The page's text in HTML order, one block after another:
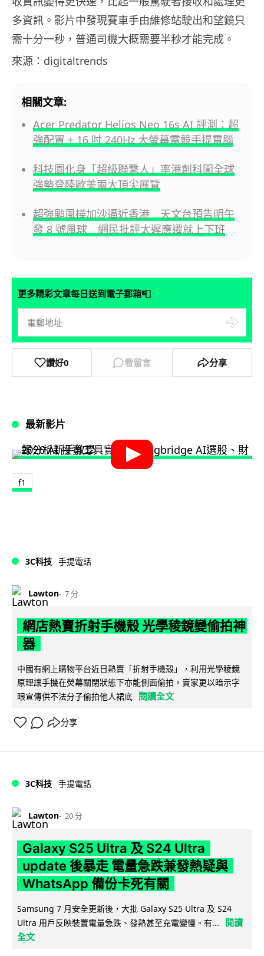
多資訊。影片中發現賽車手由維修站駛出和望鏡只
需十分一秒，普通司機大概需要半秒才能完成。
來源：digitaltrends
相關文章:
Acer Predator Helios Neo 16s AI 評測：超
強配置 + 16 吋 240Hz 大螢幕電競手提電腦
科技園化身「超級聯繫人」率港創科闖全球
強勢登陸歐美兩大頂尖展覽
超強颱風樺加沙逼近香港 天文台預告明午
發 8 號風球 網民批評太遲應遷就上下班
更多精彩文章每日送到電子郵箱📮
讚好0 看留言 分享
最新影片
f1
3C科技 手提電話
Lawton 7 分
網店熱賣折射手機殼 光學稜鏡變偷拍神
器
中國有網上購物平台近日熱賣「折射手機殼」，利用光學稜鏡
原理讓手機在熒幕關閉狀態下亦能側面偷拍，賣家更以暗示字
眼宣傳供不法分子偷拍他人裙底 閱讀全文
分享
3C科技 手提電話
Lawton 20 分
Galaxy S25 Ultra 及 S24 Ultra
update 後暴走 電量急跌兼發熱疑與
WhatsApp 備份卡死有關
Samsung 7 月安全更新後，大批 Galaxy S25 Ultra 及 S24
Ultra 用戶反映裝置電量急跌、發熱甚至充電變慢。有...
閱讀
全文